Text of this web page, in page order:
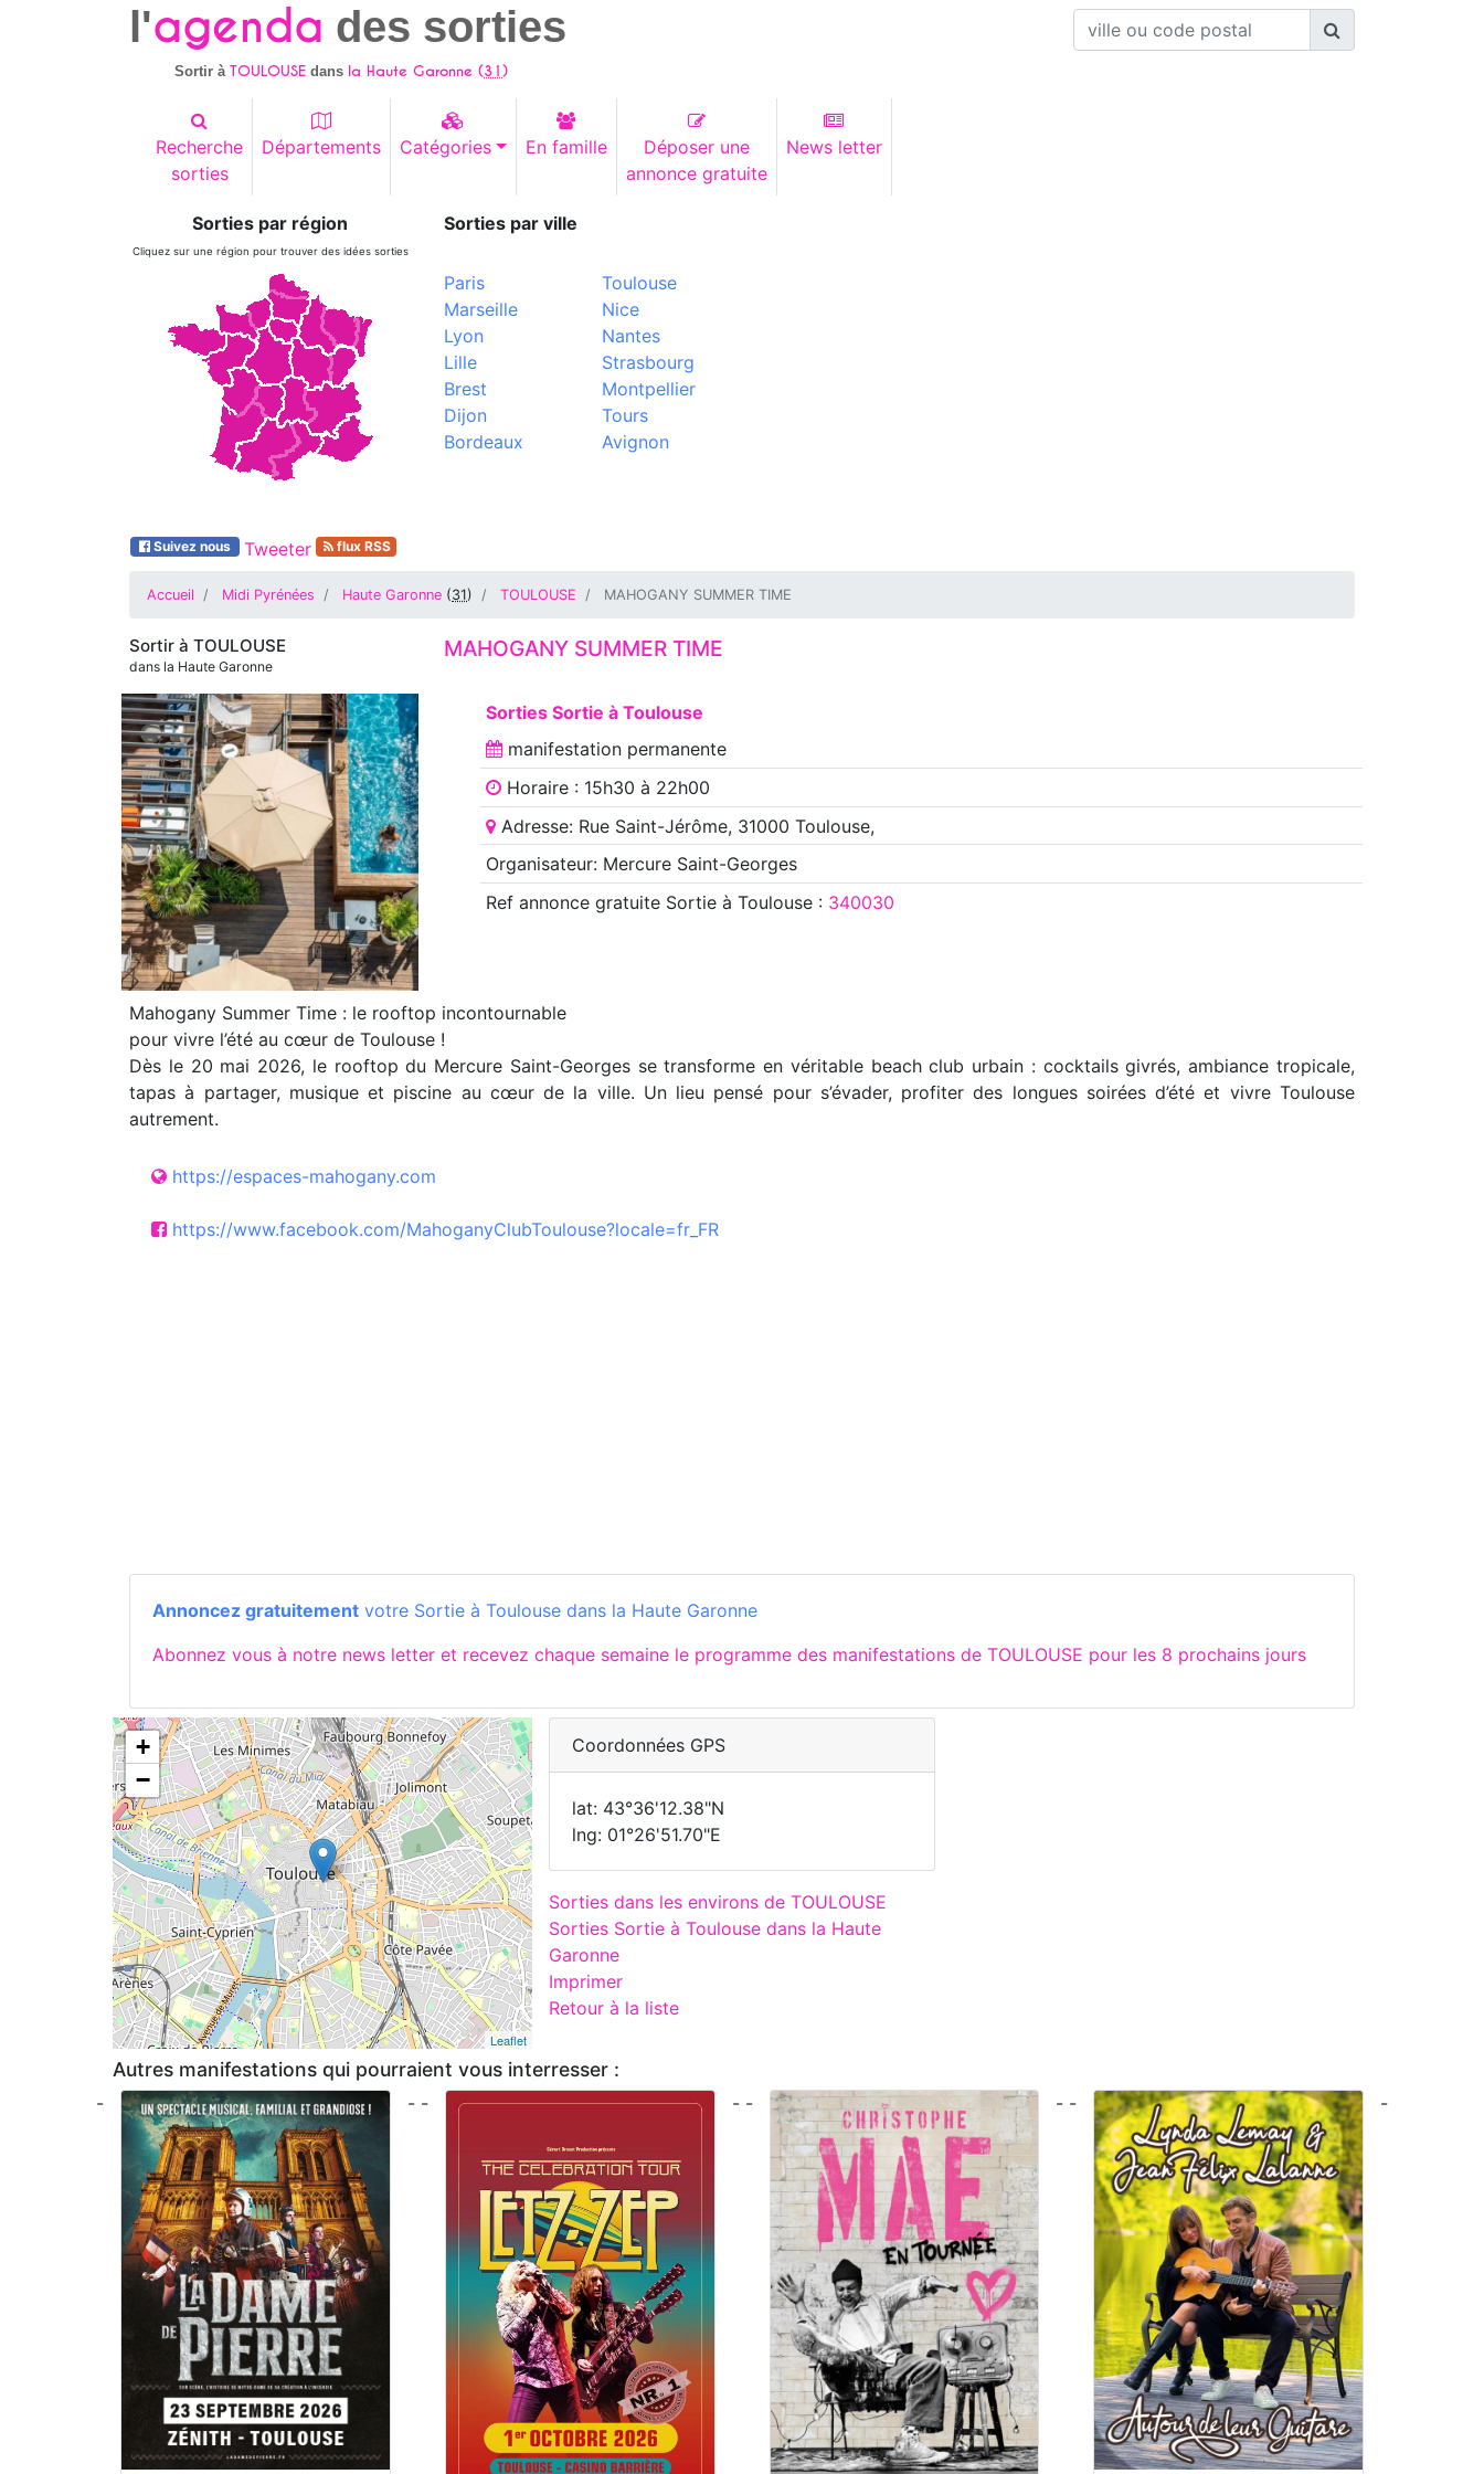
l'agenda des sorties
Sortir àTOULOUSE dans la Haute Garonne (31)
Recherche
sorties
Départements Catégories En famille
Déposer une
annonce gratuite
News letter
Sorties par région
Cliquez sur une région pour trouver des idées sorties
Sorties par ville
Paris
Marseille
Lyon
Lille
Brest
Dijon
Bordeaux
Toulouse
Nice
Nantes
Strasbourg
Montpellier
Tours
Avignon
Suivez nous Tweeter flux RSS
Accueil Midi Pyrénées Haute Garonne (31) TOULOUSE MAHOGANY SUMMER TIME
Sortir à TOULOUSE
dans la Haute Garonne
MAHOGANY SUMMER TIME
Sorties Sortie à Toulouse
manifestation permanente
Horaire : 15h30 à 22h00
Adresse: Rue Saint-Jérôme, 31000 Toulouse,
Organisateur: Mercure Saint-Georges
Ref annoncegratuite Sortie à Toulouse : 340030
Mahogany Summer Time : le rooftop incontournable
pour vivre l’été au cœur de Toulouse !
Dès le 20 mai 2026, le rooftop du Mercure Saint-Georges se transforme en véritable beach club urbain : cocktails givrés, ambiance tropicale,
tapas à partager, musique et piscine au cœur de la ville. Un lieu pensé pour s’évader, profiter des longues soirées d’été et vivre Toulouse
autrement.
https://espaces-mahogany.com
https://www.facebook.com/MahoganyClubToulouse?locale=fr_FR
Annoncez gratuitement votre Sortie à Toulouse dans la Haute Garonne
Abonnez vous à notre news letter et recevez chaque semaine le programme des manifestations de TOULOUSE pour les 8 prochains jours
+
−
Leaflet
Coordonnées GPS
lat: 43°36'12.38"N
lng: 01°26'51.70"E
Sorties dans les environs de TOULOUSE
Sorties Sortie à Toulouse dans la Haute
Garonne
Imprimer
Retour à la liste
Autres manifestations qui pourraient vous interresser :
- - - - - - - -